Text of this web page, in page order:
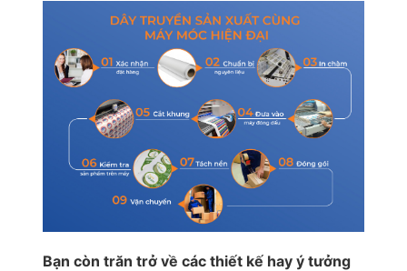
Bạn còn trăn trở về các thiết kế hay ý tưởng